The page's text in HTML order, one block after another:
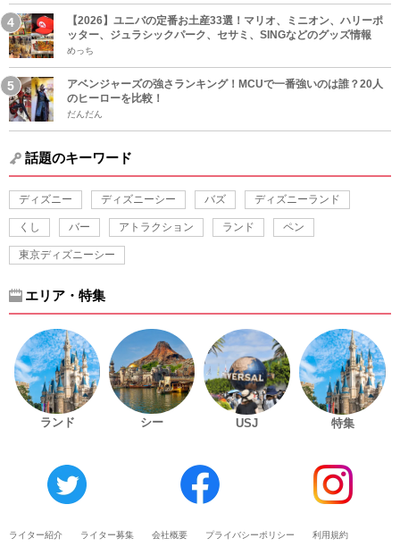
【2026】ユニバの定番お土産33選！マリオ、ミニオン、ハリーポ
ッター、ジュラシックパーク、セサミ、SINGなどのグッズ情報
めっち
アベンジャーズの強さランキング！MCUで一番強いのは誰？20人
のヒーローを比較！
だんだん
話題のキーワード
ディズニー ディズニーシー バズ ディズニーランド
くし バー アトラクション ランド ペン
東京ディズニーシー
エリア・特集
ランド シー USJ 特集
ライター紹介 ライター募集 会社概要 プライバシーポリシー 利用規約